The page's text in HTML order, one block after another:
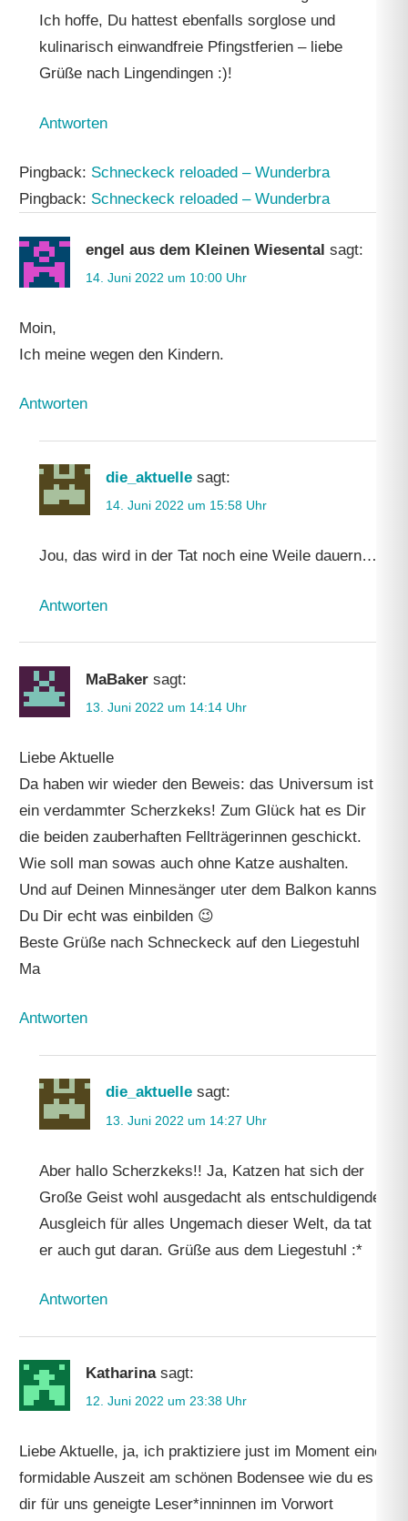
Ich hoffe, Du hattest ebenfalls sorglose und
kulinarisch einwandfreie Pfingstferien – liebe
Grüße nach Lingendingen :)!
Antworten
Pingback: Schneckeck reloaded – Wunderbra
Pingback: Schneckeck reloaded – Wunderbra
engel aus dem Kleinen Wiesental sagt:
14. Juni 2022 um 10:00 Uhr
Moin,
Ich meine wegen den Kindern.
Antworten
die_aktuelle sagt:
14. Juni 2022 um 15:58 Uhr
Jou, das wird in der Tat noch eine Weile dauern…
Antworten
MaBaker sagt:
13. Juni 2022 um 14:14 Uhr
Liebe Aktuelle
Da haben wir wieder den Beweis: das Universum ist
ein verdammter Scherzkeks! Zum Glück hat es Dir
die beiden zauberhaften Fellträgerinnen geschickt.
Wie soll man sowas auch ohne Katze aushalten.
Und auf Deinen Minnesänger uter dem Balkon kannst
Du Dir echt was einbilden 😉
Beste Grüße nach Schneckeck auf den Liegestuhl
Ma
Antworten
die_aktuelle sagt:
13. Juni 2022 um 14:27 Uhr
Aber hallo Scherzkeks!! Ja, Katzen hat sich der
Große Geist wohl ausgedacht als entschuldigenden
Ausgleich für alles Ungemach dieser Welt, da tat
er auch gut daran. Grüße aus dem Liegestuhl :*
Antworten
Katharina sagt:
12. Juni 2022 um 23:38 Uhr
Liebe Aktuelle, ja, ich praktiziere just im Moment eine
formidable Auszeit am schönen Bodensee wie du es
dir für uns geneigte Leser*inninnen im Vorwort